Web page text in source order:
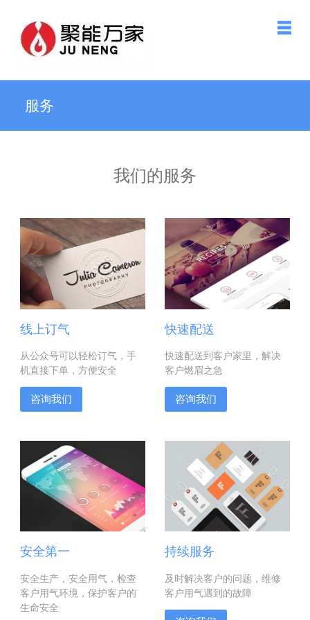
服务
我们的服务
线上订气
从公众号可以轻松订气，手
机直接下单，方便安全
咨询我们
快速配送
快速配送到客户家里，解决
客户燃眉之急
咨询我们
安全第一
安全生产，安全用气，检查
客户用气环境，保护客户的
生命安全
持续服务
及时解决客户的问题，维修
客户用气遇到的故障